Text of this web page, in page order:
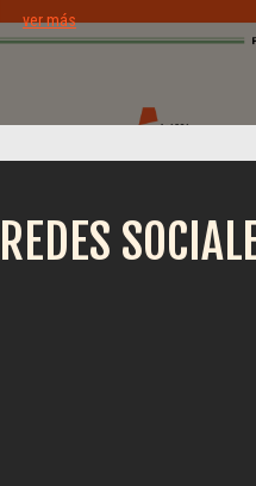
ver más
REDES